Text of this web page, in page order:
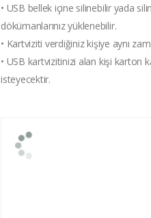
• USB bellek içine silinebilir yada
dökümanlarınız yüklenebilir.
• Kartviziti verdiğiniz kişiye aynı
• USB kartvizitinizi alan kişi karton
isteyecektir.